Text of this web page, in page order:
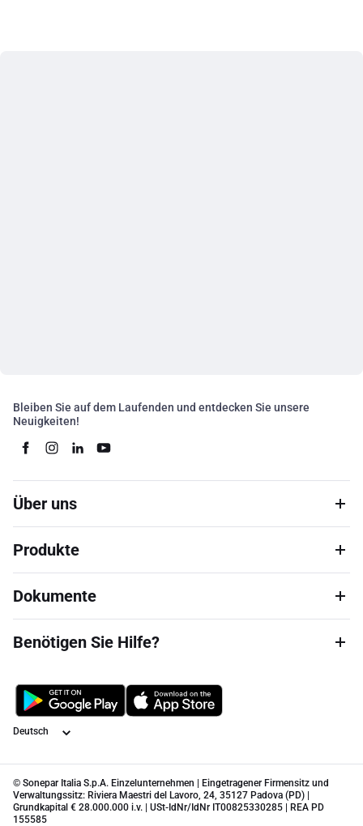
Bleiben Sie auf dem Laufenden und entdecken Sie unsere
Neuigkeiten!
Über uns
Produkte
Dokumente
Benötigen Sie Hilfe?
Sprache
© Sonepar Italia S.p.A. Einzelunternehmen | Eingetragener Firmensitz und
Verwaltungssitz: Riviera Maestri del Lavoro, 24, 35127 Padova (PD) |
Grundkapital € 28.000.000 i.v. | USt-IdNr/IdNr IT00825330285 | REA PD
155585